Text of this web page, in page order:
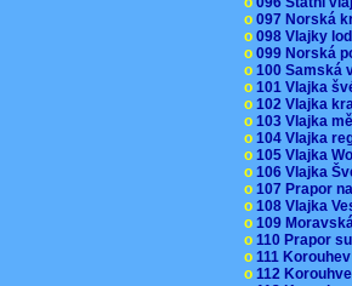
o 097 Norská
o 098 Vlajky
o 099 Norská
o 100 Samská
o 101 Vlajka
o 102 Vlajka
o 103 Vlajka
o 104 Vlajka
o 105 Vlajka
o 106 Vlajka
o 107 Prapor
o 108 Vlajka
o 109
o 110 Prapor
o 111
o 112